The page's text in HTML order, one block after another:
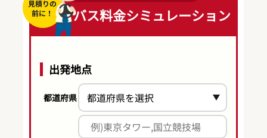
バス料金シミュレーション
出発地点
都道府県